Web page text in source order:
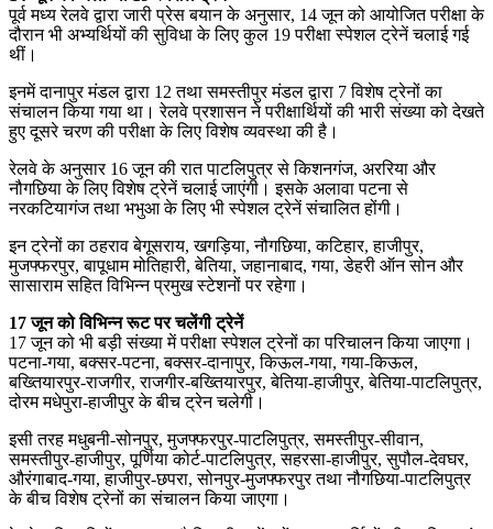
पूर्व मध्य रेलवे द्वारा जारी प्रेस बयान के अनुसार, 14 जून को आयोजित परीक्षा के
दौरान भी अभ्यर्थियों की सुविधा के लिए कुल 19 परीक्षा स्पेशल ट्रेनें चलाई गई
थीं।
इनमें दानापुर मंडल द्वारा 12 तथा समस्तीपुर मंडल द्वारा 7 विशेष ट्रेनों का
संचालन किया गया था। रेलवे प्रशासन ने परीक्षार्थियों की भारी संख्या को देखते
हुए दूसरे चरण की परीक्षा के लिए विशेष व्यवस्था की है।
रेलवे के अनुसार 16 जून की रात पाटलिपुत्र से किशनगंज, अररिया और
नौगछिया के लिए विशेष ट्रेनें चलाई जाएंगी। इसके अलावा पटना से
नरकटियागंज तथा भभुआ के लिए भी स्पेशल ट्रेनें संचालित होंगी।
इन ट्रेनों का ठहराव बेगूसराय, खगड़िया, नौगछिया, कटिहार, हाजीपुर,
मुजफ्फरपुर, बापूधाम मोतिहारी, बेतिया, जहानाबाद, गया, डेहरी ऑन सोन और
सासाराम सहित विभिन्न प्रमुख स्टेशनों पर रहेगा।
17 जून को व‍िभ‍िन्‍न रूट पर चलेंगी ट्रेनें
17 जून को भी बड़ी संख्या में परीक्षा स्पेशल ट्रेनों का परिचालन किया जाएगा।
पटना-गया, बक्सर-पटना, बक्सर-दानापुर, किऊल-गया, गया-किऊल,
बख्तियारपुर-राजगीर, राजगीर-बख्तियारपुर, बेतिया-हाजीपुर, बेतिया-पाटलिपुत्र,
दोरम मधेपुरा-हाजीपुर के बीच ट्रेन चलेगी।
इसी तरह मधुबनी-सोनपुर, मुजफ्फरपुर-पाटलिपुत्र, समस्तीपुर-सीवान,
समस्तीपुर-हाजीपुर, पूर्णिया कोर्ट-पाटलिपुत्र, सहरसा-हाजीपुर, सुपौल-देवघर,
औरंगाबाद-गया, हाजीपुर-छपरा, सोनपुर-मुजफ्फरपुर तथा नौगछिया-पाटलिपुत्र
के बीच विशेष ट्रेनों का संचालन किया जाएगा।